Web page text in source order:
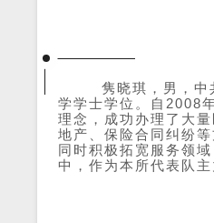
隽晓琪，男，中共
学学士学位。自2008
理念，成功办理了大
地产、保险合同纠纷
同时积极拓宽服务领
中，作为本所代表队